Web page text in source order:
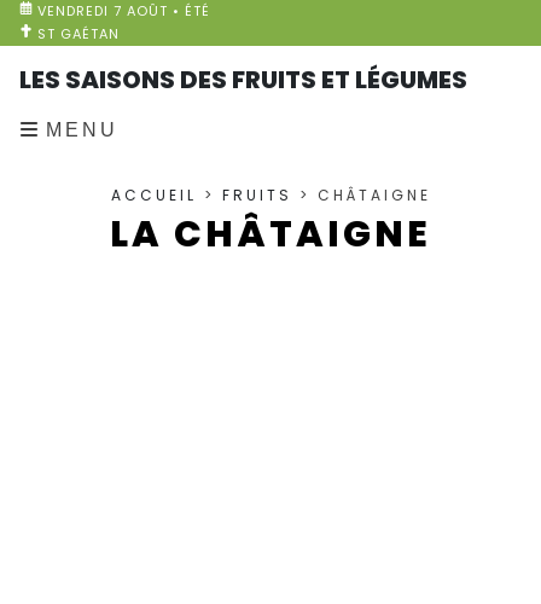
VENDREDI 7 AOÛT • ÉTÉ
ST GAÉTAN
LES SAISONS DES FRUITS ET LÉGUMES
MENU
ACCUEIL > FRUITS > CHÂTAIGNE
LA CHÂTAIGNE